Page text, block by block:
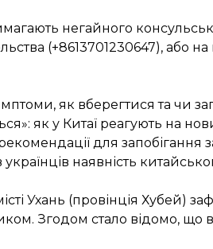
негайного
(+8613701230647), або
як вберегтися та чи
як у Китаї реагують на
для запобігання
наявність
Ухань (провінція Хубей)
Згодом стало відомо, що